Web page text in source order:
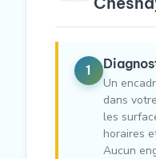
1
Un
dans
les
horaires
Aucun